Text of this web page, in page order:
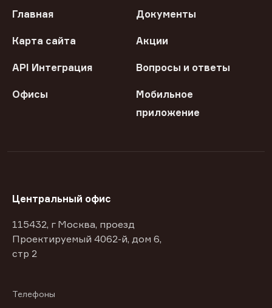
Главная Документы
Карта сайта Акции
API Интеграция Вопросы и ответы
Офисы
Мобильное
приложение
Центральный офис
115432, г Москва, проезд
Проектируемый 4062-й, дом 6,
стр 2
Телефоны